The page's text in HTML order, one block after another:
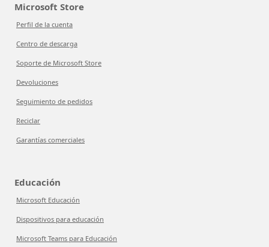
Microsoft Store
Perfil de la cuenta
Centro de descarga
Soporte de Microsoft Store
Devoluciones
Seguimiento de pedidos
Reciclar
Garantías comerciales
Educación
Microsoft Educación
Dispositivos para educación
Microsoft Teams para Educación